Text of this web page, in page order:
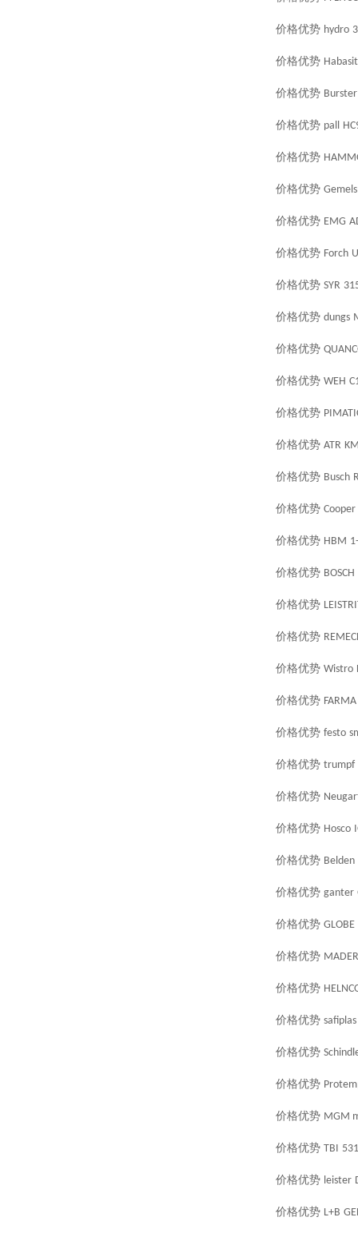
价格优势 hydro
价格优势 Habasit
价格优势 Burster
价格优势 pall
价格优势
价格优势 Gemels
价格优势 EMG
价格优势 Forch
价格优势 SYR
价格优势 dungs
价格优势
价格优势 WEH
价格优势
价格优势 ATR
价格优势 Busch
价格优势 Cooper
价格优势 HBM
价格优势 BOSCH
价格优势
价格优势
价格优势 Wistro
价格优势 FARMA
价格优势 festo
价格优势 trumpf
价格优势
价格优势 Hosco
价格优势 Belden
价格优势 ganter
价格优势 GLOBE
价格优势 MADER
价格优势
价格优势 safiplas
价格优势
价格优势
价格优势 MGM
价格优势 TBI
价格优势 leister
价格优势 L+B